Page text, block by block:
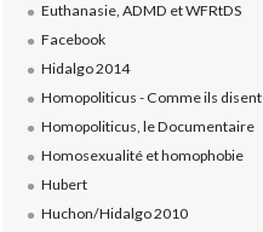
Euthanasie, ADMD et WFRtDS
Facebook
Hidalgo 2014
Homopoliticus - Comme ils disent
Homopoliticus, le Documentaire
Homosexualité et homophobie
Hubert
Huchon/Hidalgo 2010